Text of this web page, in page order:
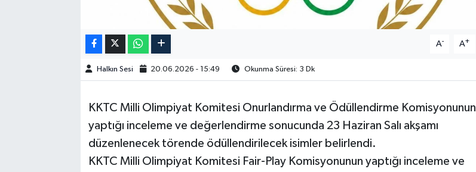
A- A+
Halkın Sesi 20.06.2026 - 15:49 Okunma Süresi: 3 Dk
KKTC Milli Olimpiyat Komitesi Onurlandırma ve Ödüllendirme Komisyonunun
yaptığı inceleme ve değerlendirme sonucunda 23 Haziran Salı akşamı
düzenlenecek törende ödüllendirilecek isimler belirlendi.
KKTC Milli Olimpiyat Komitesi Fair-Play Komisyonunun yaptığı inceleme ve